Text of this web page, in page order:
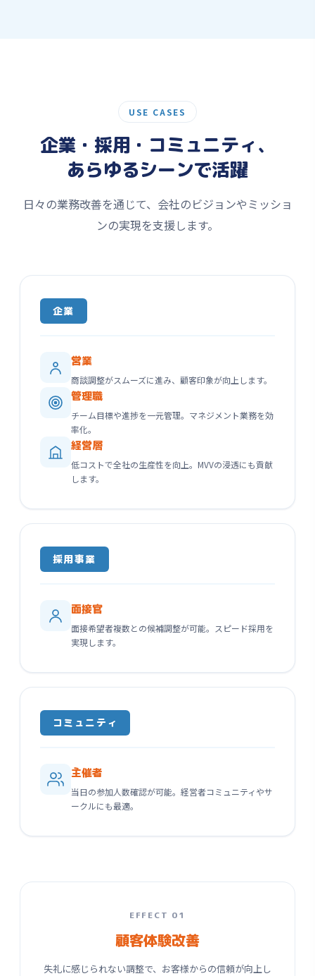
USE CASES
企業・採用・コミュニティ、
あらゆるシーンで活躍
日々の業務改善を通じて、会社のビジョンやミッショ
ンの実現を支援します。
企業
営業
商談調整がスムーズに進み、顧客印象が向上します。
管理職
チーム目標や進捗を一元管理。マネジメント業務を効
率化。
経営層
低コストで全社の生産性を向上。MVVの浸透にも貢献
します。
採用事業
面接官
面接希望者複数との候補調整が可能。スピード採用を
実現します。
コミュニティ
主催者
当日の参加人数確認が可能。経営者コミュニティやサ
ークルにも最適。
EFFECT 01
顧客体験改善
失礼に感じられない調整で、お客様からの信頼が向上し